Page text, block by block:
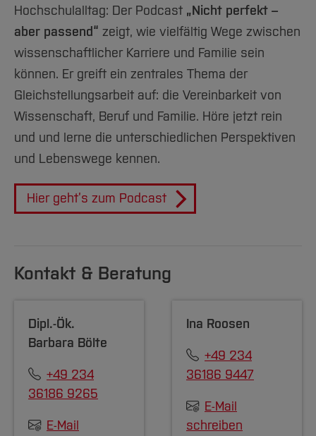
Hochschulalltag: Der Podcast „Nicht perfekt –
aber passend“ zeigt, wie vielfältig Wege zwischen
wissenschaftlicher Karriere und Familie sein
können. Er greift ein zentrales Thema der
Gleichstellungsarbeit auf: die Vereinbarkeit von
Wissenschaft, Beruf und Familie. Höre jetzt rein
und und lerne die unterschiedlichen Perspektiven
und Lebenswege kennen.
Hier geht’s zum Podcast
Kontakt & Beratung
Dipl.-Ök.
Barbara Bölte
+49 234
36186 9265
E-Mail
Ina Roosen
+49 234
36186 9447
E-Mail
schreiben